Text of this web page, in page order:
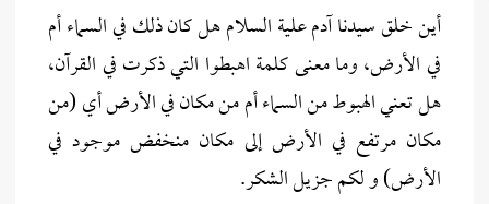
أين خلق سيدنا آدم علية السلام هل كان ذلك في السماء أم
في الأرض، وما معنى كلمة اهبطوا التي ذكرت في القرآن،
هل تعني الهبوط من السماء أم من مكان في الأرض أي (من
مكان مرتفع في الأرض إلى مكان منخفض موجود في
الأرض) و لكم جزيل الشكر.